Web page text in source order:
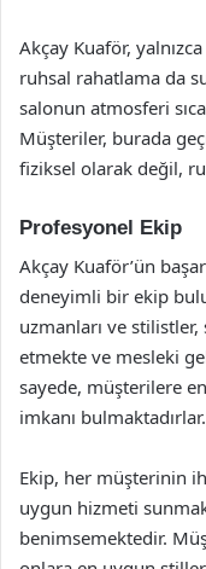
Akçay Kuaför,
ruhsal rahatlama da
salonun atmosferi
Müşteriler, burada
fiziksel olarak değil,
Profesyonel Ekip
Akçay Kuaför’ün
deneyimli bir ekip
uzmanları ve
etmekte ve mesleki
sayede, müşterilere
imkanı bulmaktadırlar.
Ekip, her müşterinin
uygun hizmeti
benimsemektedir.